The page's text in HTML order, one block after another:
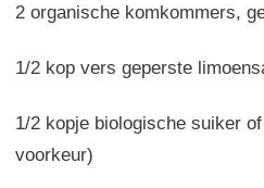
2 organische komkommers,
1/2 kop vers geperste
1/2 kopje biologische suiker
voorkeur)